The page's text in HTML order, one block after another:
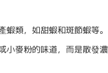
類，如甜蝦和斑節蝦等。
小麥粉的味道，而是散發濃